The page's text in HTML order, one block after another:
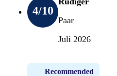
4/10
Paar
Juli 2026
Recommended